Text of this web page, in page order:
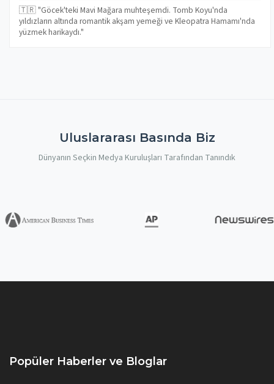
🇹🇷 "Göcek'teki Mavi Mağara muhteşemdi. Tomb Koyu'nda
yıldızların altında romantik akşam yemeği ve Kleopatra Hamamı'nda
yüzmek harikaydı."
Uluslararası Basında Biz
Dünyanın Seçkin Medya Kuruluşları Tarafından Tanındık
Popüler Haberler ve Bloglar